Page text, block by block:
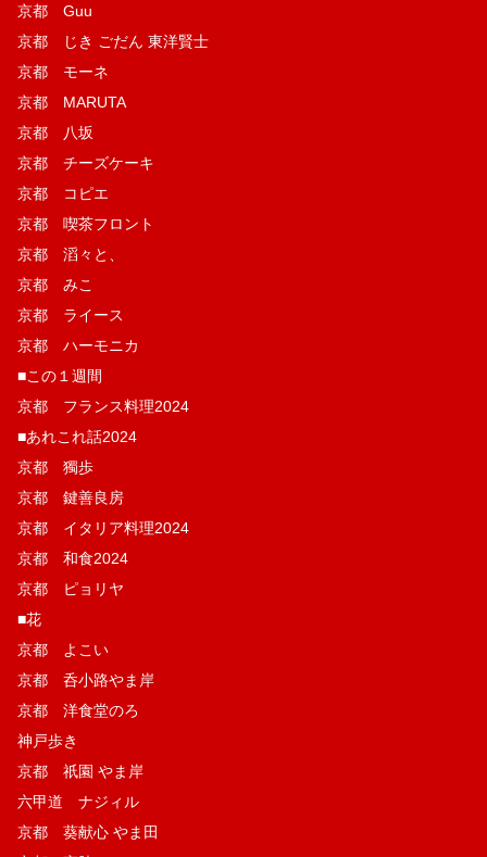
京都 Guu
京都 じき ごだん 東洋賢士
京都 モーネ
京都 MARUTA
京都 八坂
京都 チーズケーキ
京都 コピエ
京都 喫茶フロント
京都 滔々と、
京都 みこ
京都 ライース
京都 ハーモニカ
■この１週間
京都 フランス料理2024
■あれこれ話2024
京都 獨歩
京都 鍵善良房
京都 イタリア料理2024
京都 和食2024
京都 ピョリヤ
■花
京都 よこい
京都 呑小路やま岸
京都 洋食堂のろ
神戸歩き
京都 祇園 やま岸
六甲道 ナジィル
京都 葵献心 やま田